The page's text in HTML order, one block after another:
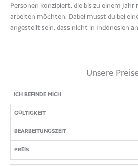
Personen konzipiert, die bis zu einem
arbeiten möchten. Dabei musst du bei
angestellt sein, dass nicht in Indonesien
Unsere
ICH
BEFINDE
MICH
GÜLTIGKEIT